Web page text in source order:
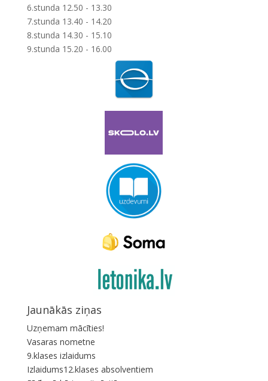
6.stunda 12.50 - 13.30
7.stunda 13.40 - 14.20
8.stunda 14.30 - 15.10
9.stunda 15.20 - 16.00
Jaunākās ziņas
Uzņemam mācīties!
Vasaras nometne
9.klases izlaidums
Izlaidums12.klases absolventiem